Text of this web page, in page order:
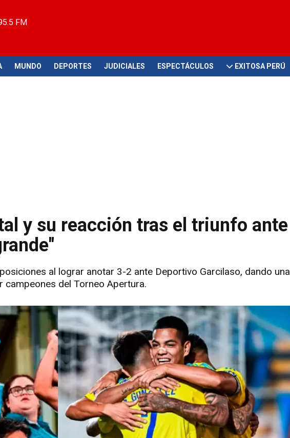
FM
MUNDO DEPORTES JUDICIALES ESPECTÁCULOS EXITOSA PERÚ
y su reacción tras el triunfo ante
al lograr anotar 3-2 ante Deportivo Garcilaso, dando una
campeones del Torneo Apertura.